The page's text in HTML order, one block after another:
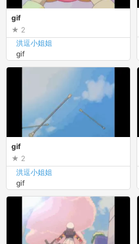
gif
2
洪逗小姐姐
gif
gif
2
洪逗小姐姐
gif